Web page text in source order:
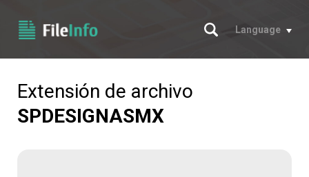
Buscar
Language
Extensión de archivo
SPDESIGNASMX